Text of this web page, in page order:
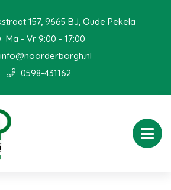
157, 9665 BJ, Oude Pekela
Ma - Vr 9:00 - 17:00
info@noorderborgh.nl
0598-431162